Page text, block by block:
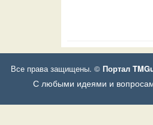
Все права защищены. © Портал
С любыми идеями и